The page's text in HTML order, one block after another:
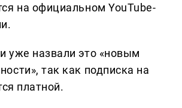
на официальном YouTube-
уже назвали это «новым
так как подписка на
платной.